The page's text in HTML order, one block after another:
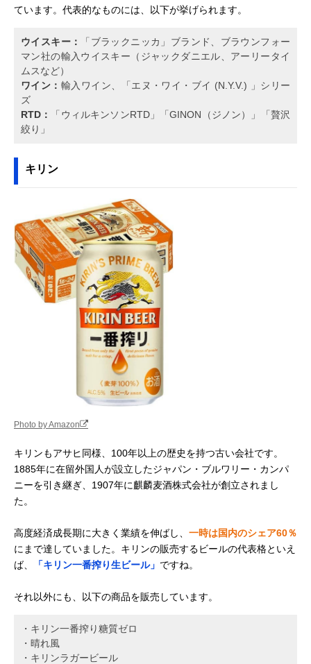
ています。代表的なものには、以下が挙げられます。
ウイスキー：
「ブラックニッカ」ブランド、ブラウンフォー
マン社の輸入ウイスキー（ジャックダニエル、アーリータイ
ムスなど）
ワイン： 輸入ワイン、「エヌ・ワイ・ブイ (N.Y.V.) 」シリー
ズ
RTD：
「ウィルキンソンRTD」「GINON（ジノン）」「贅沢
絞り」
キリン
Photo by Amazon
キリンもアサヒ同様、100年以上の歴史を持つ古い会社です。
1885年に在留外国人が設立したジャパン・ブルワリー・カンパ
ニーを引き継ぎ、1907年に麒麟麦酒株式会社が創立されまし
た。
高度経済成長期に大きく業績を伸ばし、 一時は国内のシェア60％
にまで達していました。キリンの販売するビールの代表格といえ
ば、
「キリン一番搾り生ビール」 ですね。
それ以外にも、以下の商品を販売しています。
・キリン一番搾り糖質ゼロ
・晴れ風
・キリンラガービール